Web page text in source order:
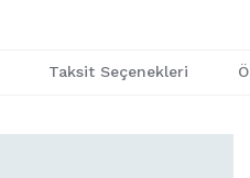
Taksit Seçenekleri